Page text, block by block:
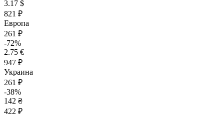
3.17 $
821 ₽
Европа
261 ₽
-72%
2.75 €
947 ₽
Украина
261 ₽
-38%
142 ₴
422 ₽